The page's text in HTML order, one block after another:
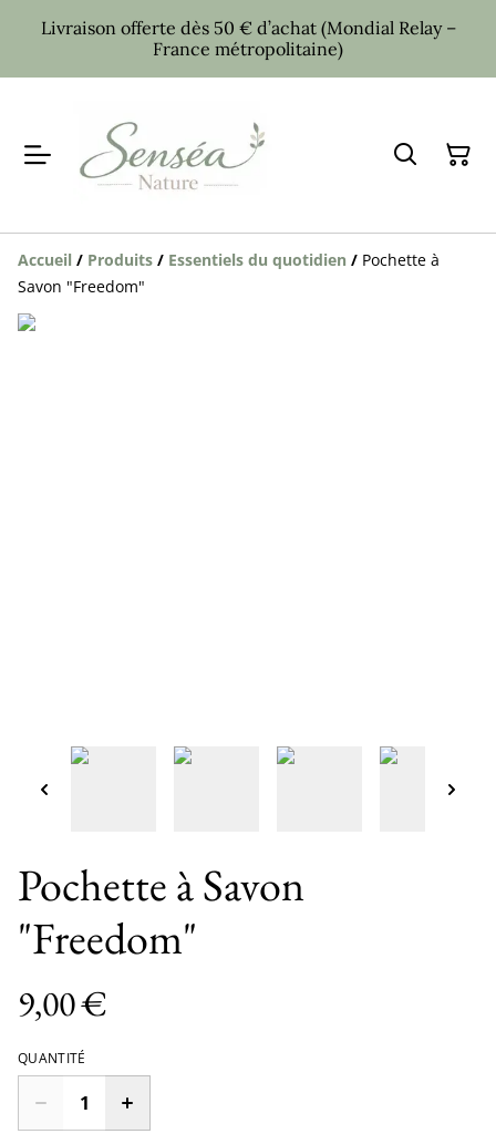
Livraison offerte dès 50 € d’achat (Mondial Relay –
France métropolitaine)
Accueil / Produits / Essentiels du quotidien / Pochette à
Savon "Freedom"
Pochette à Savon
"Freedom"
9,00 €
QUANTITÉ